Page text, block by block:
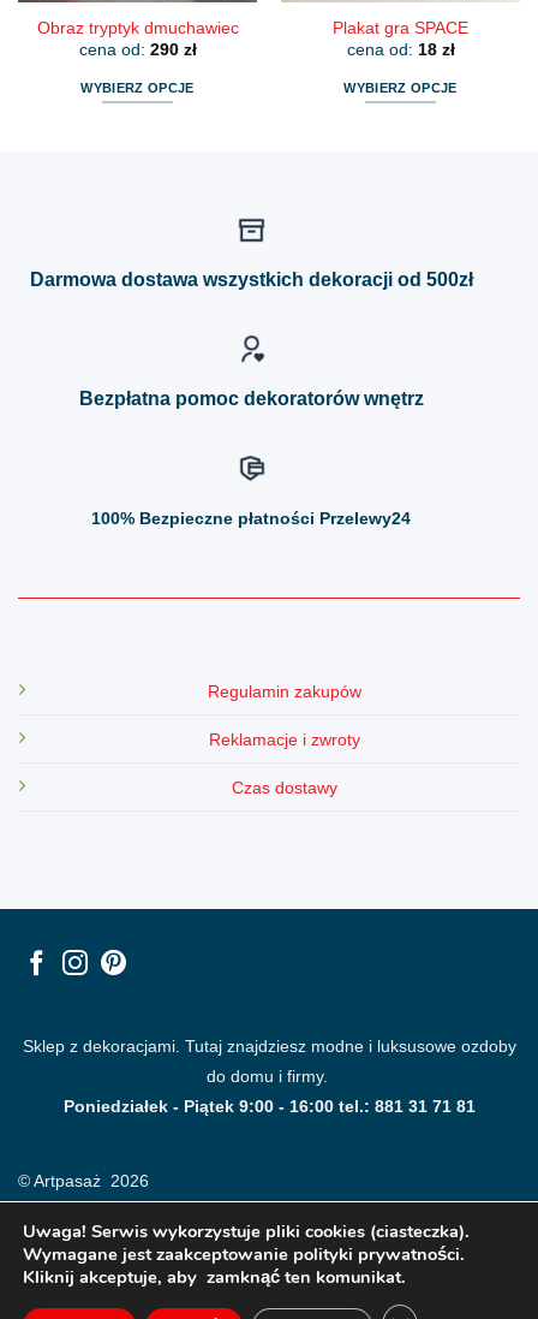
Obraz tryptyk dmuchawiec
cena od: 290 zł
WYBIERZ OPCJE
Plakat gra SPACE
cena od: 18 zł
WYBIERZ OPCJE
można
Darmowa dostawa wszystkich dekoracji od 500zł
Bezpłatna pomoc dekoratorów wnętrz
100% Bezpieczne płatności Przelewy24
Regulamin zakupów
Reklamacje i zwroty
Czas dostawy
Sklep z dekoracjami. Tutaj znajdziesz modne i luksusowe ozdoby
do domu i firmy.
Poniedziałek - Piątek 9:00 - 16:00 tel.: 881 31 71 81
© Artpasaż 2026
Uwaga! Serwis wykorzystuje pliki cookies (ciasteczka).
Wymagane jest zaakceptowanie polityki prywatności.
Kliknij akceptuje, aby zamknąć ten komunikat.